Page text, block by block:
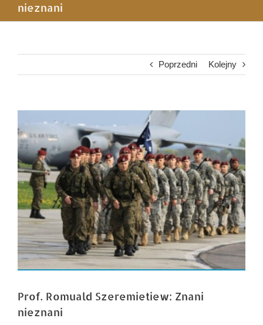
nieznani
Poprzedni Kolejny
większy
obrazek
Prof. Romuald Szeremietiew: Znani
nieznani